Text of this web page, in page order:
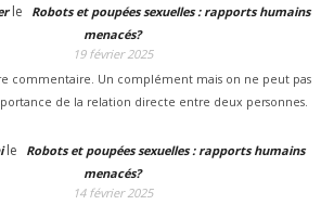
le
Robots et poupées sexuelles : rapports humains
menacés?
19 février 2025
commentaire. Un complément mais on ne peut pas
de la relation directe entre deux personnes.
le
Robots et poupées sexuelles : rapports humains
menacés?
14 février 2025